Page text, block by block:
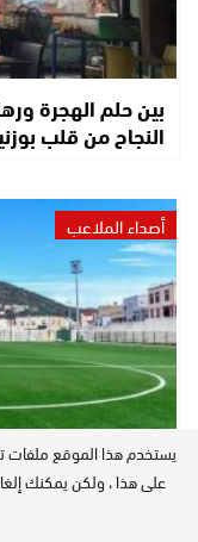
بين حلم الهجرة
النجاح من قلب
أصداء الملاعب
جدل يرافق نهائي
يستخدم هذا الموقع ملفات
على هذا ، ولكن يمكنك